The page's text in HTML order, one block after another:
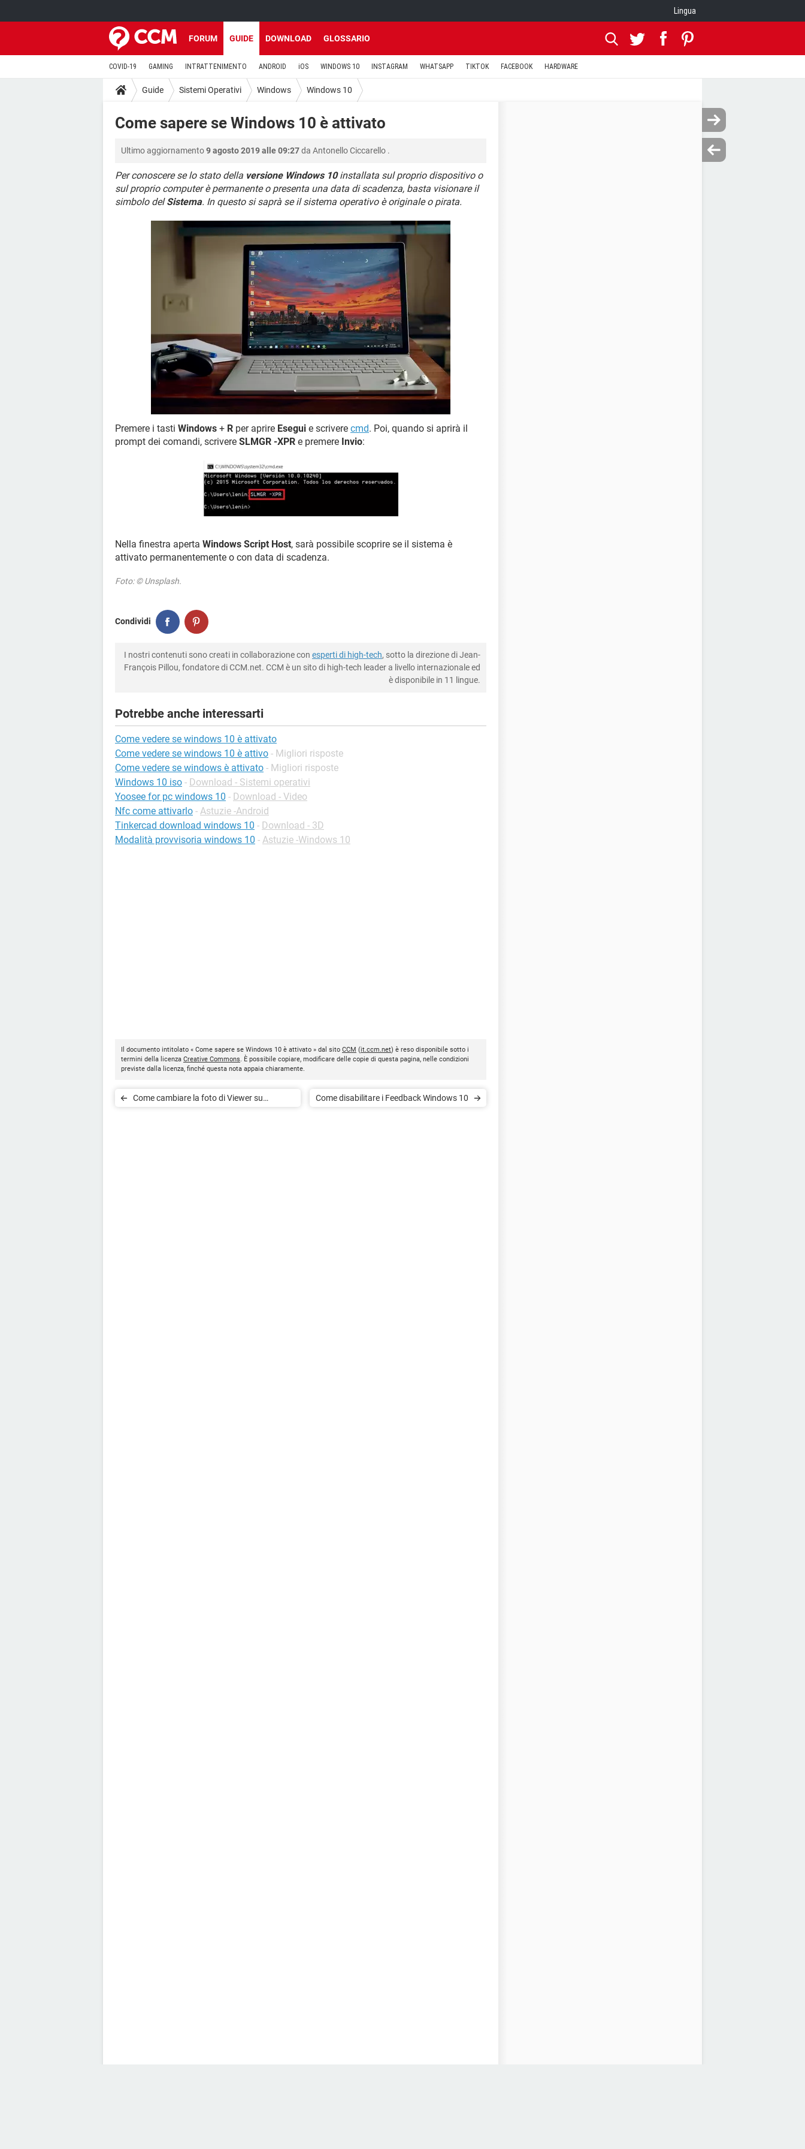
Lingua
FORUM GUIDE DOWNLOAD GLOSSARIO
COVID-19 GAMING INTRATTENIMENTO ANDROID iOS WINDOWS 10 INSTAGRAM WHATSAPP TIKTOK FACEBOOK HARDWARE
Guide Sistemi Operativi Windows Windows 10
Come sapere se Windows 10 è attivato
Ultimo aggiornamento9 agosto 2019 alle 09:27da Antonello Ciccarello .
Per conoscere se lo stato della versione Windows 10installata sul proprio dispositivo o
sul proprio computer è permanente o presenta una data di scadenza, basta visionare il
simbolo delSistema. In questo si saprà se il sistema operativo è originale o pirata.
Premere i tasti Windows + R per aprire Esegui e scrivere cmd. Poi, quando si aprirà il
prompt dei comandi, scrivere SLMGR -XPR e premere Invio:
Nella finestra aperta Windows Script Host, sarà possibile scoprire se il sistema è
attivato permanentemente o con data di scadenza.
Foto: © Unsplash.
Condividi
I nostri contenuti sono creati in collaborazione con esperti di high-tech, sotto la direzione di Jean-
François Pillou, fondatore di CCM.net. CCM è un sito di high-tech leader a livello internazionale ed
è disponibile in 11 lingue.
Potrebbe anche interessarti
Come vedere se windows 10 è attivato
Come vedere se windows 10 è attivo - Migliori risposte
Come vedere se windows è attivato - Migliori risposte
Windows 10 iso - Download - Sistemi operativi
Yoosee for pc windows 10 - Download - Video
Nfc come attivarlo - Astuzie -Android
Tinkercad download windows 10 - Download - 3D
Modalità provvisoria windows 10 - Astuzie -Windows 10
Il documento intitolato « Come sapere se Windows 10 è attivato » dal sito CCM (it.ccm.net) è reso disponibile sotto i
termini della licenza Creative Commons. È possibile copiare, modificare delle copie di questa pagina, nelle condizioni
previste dalla licenza, finché questa nota appaia chiaramente.
Come cambiare la foto di Viewer su
Come disabilitare i Feedback Windows 10